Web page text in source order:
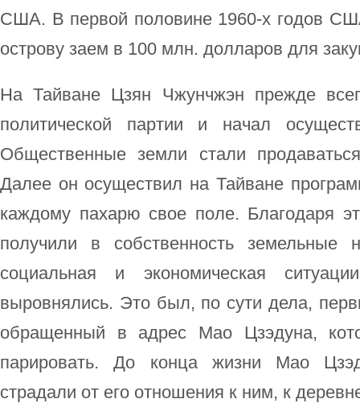
США. В первой половине 1960-х годов
острову заем в 100 млн. долларов для
На Тайване Цзян Чжунчжэн прежде
политической партии и начал
Общественные земли стали
Далее он осуществил на Тайване
каждому пахарю свое поле. Благодаря
получили в собственность земельные
социальная и экономическая
выровнялись. Это был, по сути дела,
обращенный в адрес Мао Цзэдуна,
парировать. До конца жизни Мао
страдали от его отношения к ним, к